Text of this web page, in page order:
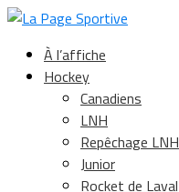
À l’affiche
Hockey
Canadiens
LNH
Repêchage LNH
Junior
Rocket de Laval